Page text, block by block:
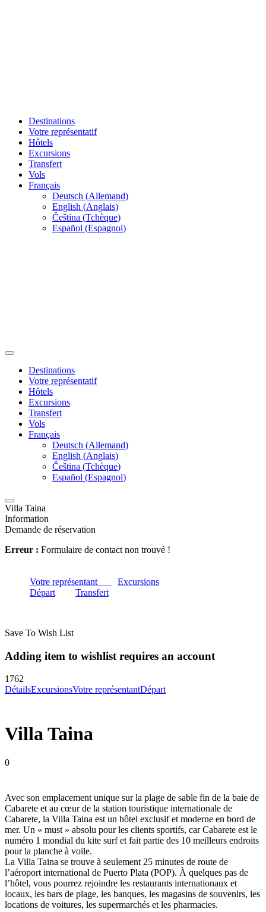
Destinations
Votre représentatif
Hôtels
Excursions
Transfert
Vols
Français
Deutsch (Allemand)
English (Anglais)
Čeština (Tchèque)
Español (Espagnol)
Destinations
Votre représentatif
Hôtels
Excursions
Transfert
Vols
Français
Deutsch (Allemand)
English (Anglais)
Čeština (Tchèque)
Español (Espagnol)
Villa Taina
Information
Demande de réservation
Erreur : Formulaire de contact non trouvé !
Votre représentant
Excursions
Départ
Transfert
Save To Wish List
Adding item to wishlist requires an account
1762
DétailsExcursionsVotre représentantDépart
Villa Taina
0
Avec son emplacement unique sur la plage de sable fin de la baie de
Cabarete et au cœur de la station touristique internationale de
Cabarete, la Villa Taina est un hôtel exclusif et moderne en bord de
mer. Un « must » absolu pour les clients sportifs, car Cabarete est le
numéro 1 mondial du kite surf et fait partie des 10 meilleurs endroits
pour la planche à voile.
La Villa Taina se trouve à seulement 25 minutes de route de
l’aéroport international de Puerto Plata (POP). À quelques pas de
l’hôtel, vous pourrez rejoindre les restaurants internationaux et
locaux, les bars de plage, les banques, les magasins de souvenirs, les
locations de voitures, les supermarchés et les pharmacies.